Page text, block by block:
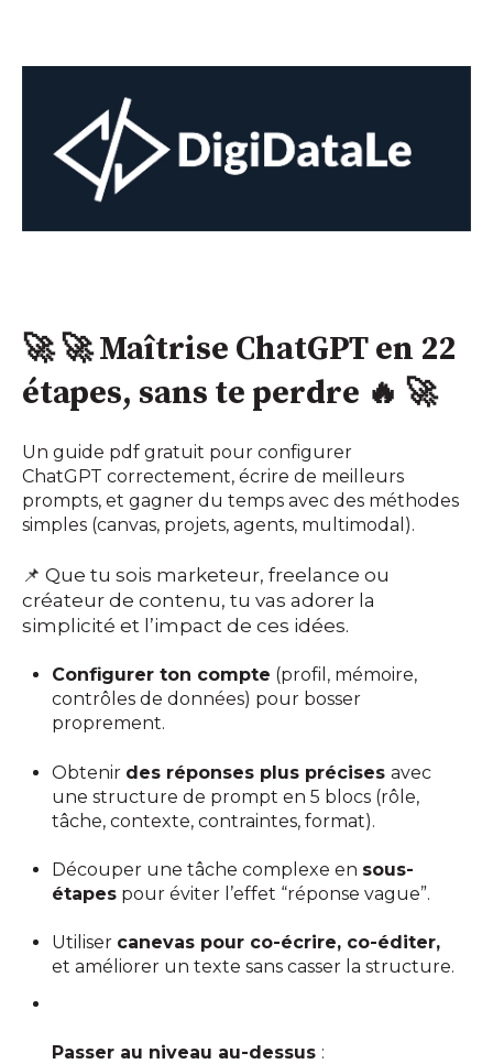
🚀 🚀 Maîtrise ChatGPT en 22
étapes, sans te perdre 🔥 🚀
Un guide pdf gratuit pour configurer
ChatGPT correctement, écrire de meilleurs
prompts, et gagner du temps avec des méthodes
simples (canvas, projets, agents, multimodal).
📌 Que tu sois marketeur, freelance ou
créateur de contenu, tu vas adorer la
simplicité et l’impact de ces idées.
Configurer ton compte (profil, mémoire,
contrôles de données) pour bosser
proprement.
Obtenir des réponses plus précisesavec
une structure de prompt en 5 blocs (rôle,
tâche, contexte, contraintes, format).
Découper une tâche complexe en sous-
étapes pour éviter l’effet “réponse vague”.
Utiliser canevas pour co-écrire, co-éditer,
et améliorer un texte sans casser la structure.
Passer au niveau au-dessus :